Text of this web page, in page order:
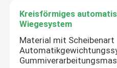
Kreisförmiges
Wiegesystem
Material mit Scheibenart